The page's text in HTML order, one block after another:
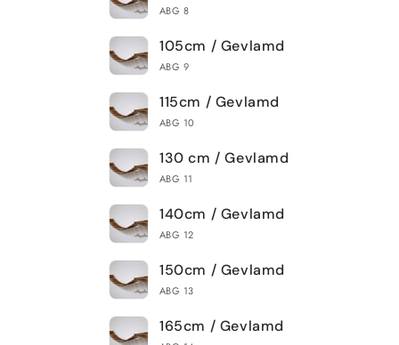
ABG 8
105cm / Gevlamd
ABG 9
115cm / Gevlamd
ABG 10
130 cm / Gevlamd
ABG 11
140cm / Gevlamd
ABG 12
150cm / Gevlamd
ABG 13
165cm / Gevlamd